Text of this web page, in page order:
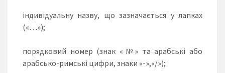
індивідуальну назву, що зазначається у лапках
(«…»);
порядковий номер (знак «№» та арабські або
арабсько-римські цифри, знаки «-»,«/»);